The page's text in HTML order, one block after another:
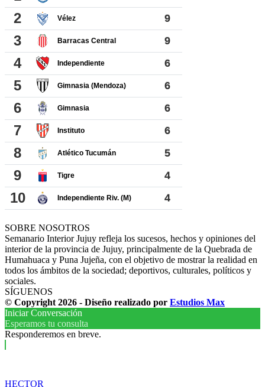
SOBRE NOSOTROS
Semanario Interior Jujuy refleja los sucesos, hechos y opiniones del
interior de la provincia de Jujuy, principalmente de la Quebrada de
Humahuaca y Puna Jujeña, con el objetivo de mostrar la realidad en
todos los ámbitos de la sociedad; deportivos, culturales, políticos y
sociales.
SÍGUENOS
© Copyright 2026 - Diseño realizado por Estudios Max
Iniciar Conversación
Esperamos tu consulta
Responderemos en breve.
HECTOR